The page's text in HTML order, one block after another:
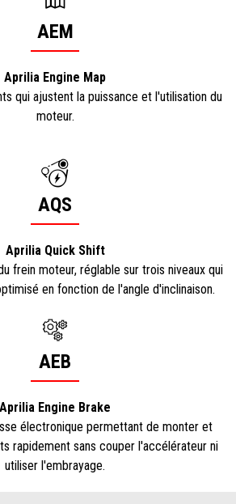
AEM
Aprilia Engine Map
qui ajustent la puissance et l'utilisation du
moteur.
AQS
Aprilia Quick Shift
frein moteur, réglable sur trois niveaux qui
en fonction de l'angle d'inclinaison.
AEB
Aprilia Engine Brake
électronique permettant de monter et
rapidement sans couper l'accélérateur ni
utiliser l'embrayage.